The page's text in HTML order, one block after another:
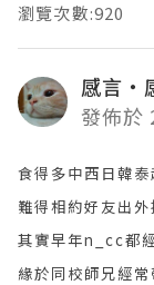
瀏覽次數:920
感言‧
發佈於
食得多中西日韓
難得相約好友出
其實早年n_cc都
緣於同校師兄經